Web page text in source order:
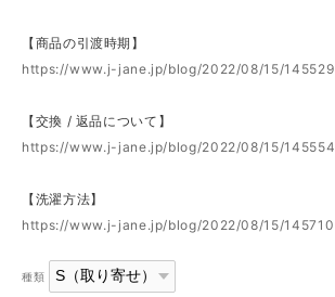
【商品の引渡時期】
https://www.j-jane.jp/blog/2022/08/15/145529
【交換 / 返品について】
https://www.j-jane.jp/blog/2022/08/15/145554
【洗濯方法】
https://www.j-jane.jp/blog/2022/08/15/145710
種類